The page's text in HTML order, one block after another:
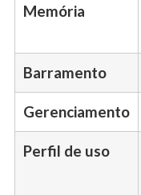
Memória
Barramento
Gerenciamento
Perfil de uso